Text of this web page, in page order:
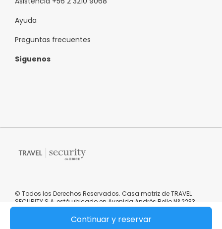
Continuar y reservar
Ayuda
Preguntas frecuentes
Síguenos
© Todos los Derechos Reservados. Casa matriz de TRAVEL
SECURITY S.A, está ubicado en Avenida Andrés Bello N° 2233,
oficina 0101, Providencia, Región Metropolitana, República de